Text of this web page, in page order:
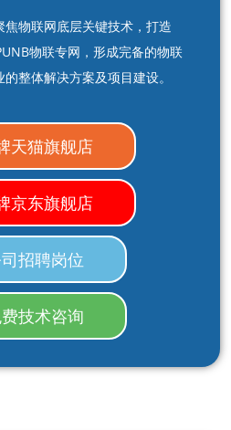
物联网底层关键技术，打造
物联专网，形成完备的物联
整体解决方案及项目建设。
天猫旗舰店
京东旗舰店
招聘岗位
技术咨询